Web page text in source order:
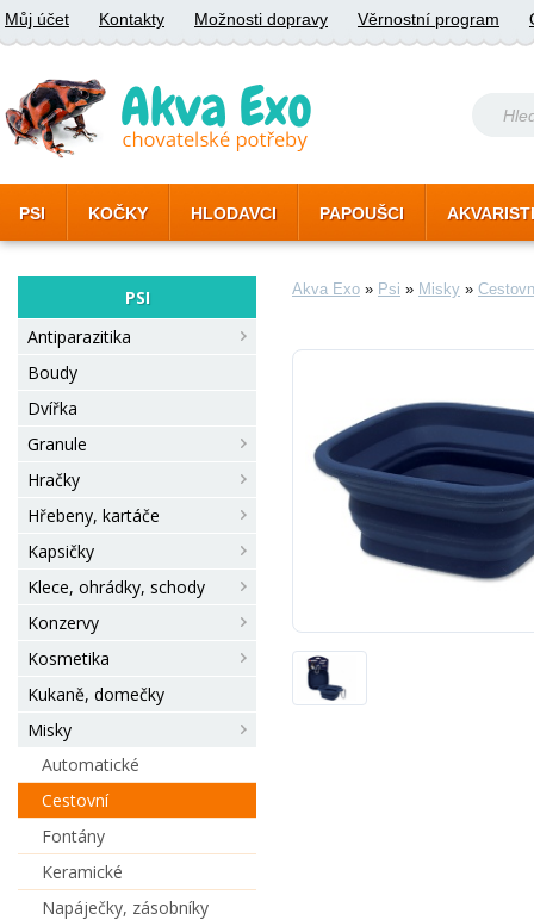
Můj účet Kontakty Možnosti dopravy Věrnostní program
PSI KOČKY HLODAVCI PAPOUŠCI
PSI
Antiparazitika
Boudy
Dvířka
Granule
Hračky
Hřebeny, kartáče
Kapsičky
Klece, ohrádky, schody
Konzervy
Kosmetika
Kukaně, domečky
Misky
Automatické
Cestovní
Fontány
Keramické
Napáječky, zásobníky
Akva Exo » Psi » Misky »